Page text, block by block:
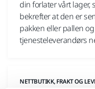
din forlater vårt lager,
bekrefter at den er
pakken eller pallen
tjenesteleverandørs
NETTBUTIKK, FRAKT OG